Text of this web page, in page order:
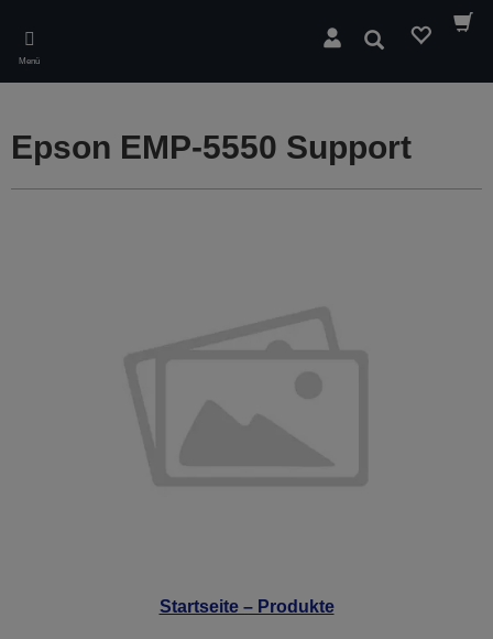
main
content
Menü
Suchen
Startseite – Produkte
Epson EMP-5550 Support